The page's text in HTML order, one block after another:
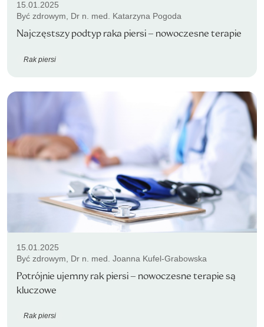
15.01.2025
Być zdrowym, Dr n. med. Katarzyna Pogoda
Najczęstszy podtyp raka piersi – nowoczesne terapie
Rak piersi
15.01.2025
Być zdrowym, Dr n. med. Joanna Kufel-Grabowska
Potrójnie ujemny rak piersi – nowoczesne terapie są
kluczowe
Rak piersi